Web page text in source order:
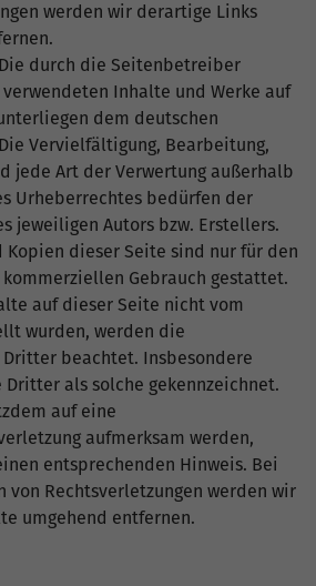
werden wir derartige Links
Die durch die Seitenbetreiber
Inhalte und Werke auf
dem deutschen
Vervielfältigung, Bearbeitung,
jede Art der Verwertung außerhalb
Urheberrechtes bedürfen der
jeweiligen Autors bzw. Erstellers.
Kopien dieser Seite sind nur für den
Gebrauch gestattet.
auf dieser Seite nicht vom
wurden, werden die
beachtet. Insbesondere
als solche gekennzeichnet.
auf eine
aufmerksam werden,
entsprechenden Hinweis. Bei
von Rechtsverletzungen werden wir
umgehend entfernen.